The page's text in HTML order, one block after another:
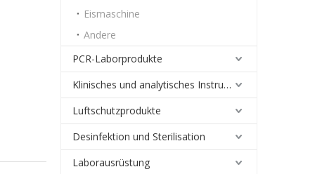
Eismaschine
Andere
PCR-Laborprodukte
Klinisches und analytisches Instrument
Luftschutzprodukte
Desinfektion und Sterilisation
Laborausrüstung